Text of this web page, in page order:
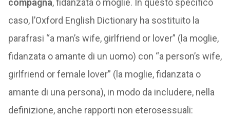
compagna, fidanzata o moglie. In questo specifico
caso, l’Oxford English Dictionary ha sostituito la
parafrasi “a man’s wife, girlfriend or lover” (la moglie,
fidanzata o amante di un uomo) con “a person’s wife,
girlfriend or female lover” (la moglie, fidanzata o
amante di una persona), in modo da includere, nella
definizione, anche rapporti non eterosessuali: